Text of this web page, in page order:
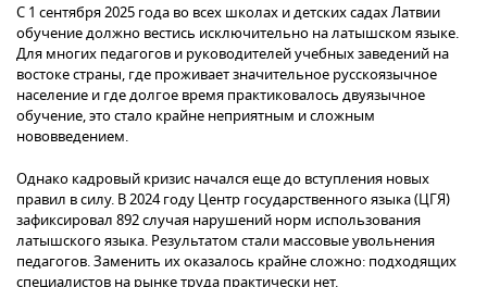
С 1 сентября 2025 года во всех школах и детских садах Латвии
обучение должно вестись исключительно на латышском языке.
Для многих педагогов и руководителей учебных заведений на
востоке страны, где проживает значительное русскоязычное
население и где долгое время практиковалось двуязычное
обучение, это стало крайне неприятным и сложным
нововведением.
Однако кадровый кризис начался еще до вступления новых
правил в силу. В 2024 году Центр государственного языка (ЦГЯ)
зафиксировал 892 случая нарушений норм использования
латышского языка. Результатом стали массовые увольнения
педагогов. Заменить их оказалось крайне сложно: подходящих
специалистов на рынке труда практически нет.